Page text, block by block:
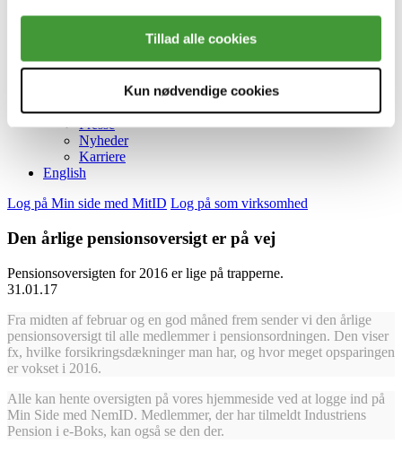
Tillad alle cookies
Kun nødvendige cookies
Investeringer
Sådan investerer vi
Afkast
Aktiver
Presse
Nyheder
Karriere
English
Log på Min side med MitID Log på som virksomhed
Den årlige pensionsoversigt er på vej
Pensionsoversigten for 2016 er lige på trapperne.
31.01.17
Fra midten af februar og en god måned frem sender vi den årlige
pensionsoversigt til alle medlemmer i pensionsordningen. Den viser
fx, hvilke forsikringsdækninger man har, og hvor meget opsparingen
er vokset i 2016.
Alle kan hente oversigten på vores hjemmeside ved at logge ind på
Min Side med NemID. Medlemmer, der har tilmeldt Industriens
Pension i e-Boks, kan også se den der.